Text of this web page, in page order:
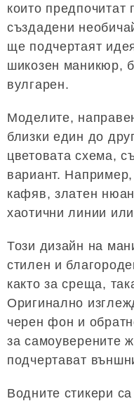
които предпочитат
създадени
ще подчертаят
шикозен маникюр,
вулгарен.
Моделите,
близки един до
цветовата схема,
вариант.
кафяв, златен
хаотични линии
Този дизайн на
стилен и
както за среща,
Оригинално
черен фон и
за самоуверените
подчертават
Водните стикери